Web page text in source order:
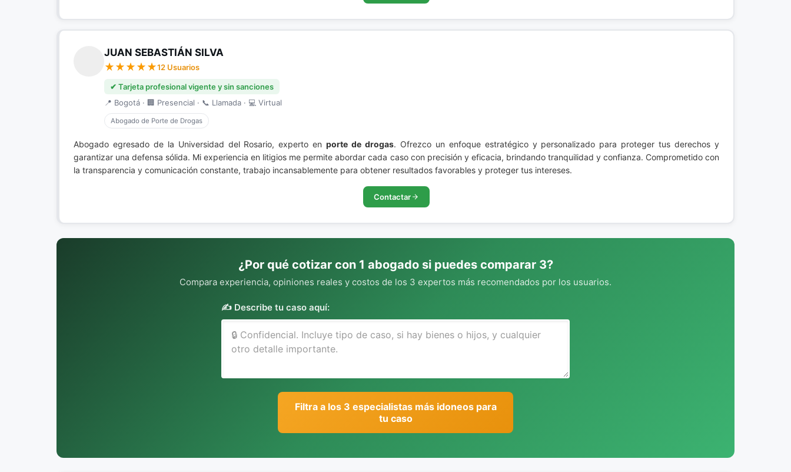
JUAN SEBASTIÁN SILVA
12 Usuarios
✔ Tarjeta profesional vigente y sin sanciones
📍 Bogotá · 🏢 Presencial · 📞 Llamada · 💻 Virtual
Abogado de Porte de Drogas
Abogado egresado de la Universidad del Rosario, experto enporte de drogas. Ofrezco un enfoque estratégico y personalizado para proteger tus derechos y
garantizar una defensa sólida. Mi experiencia en litigios me permite abordar cada caso con precisión y eficacia, brindando tranquilidad y confianza. Comprometido con
la transparencia y comunicación constante, trabajo incansablemente para obtener resultados favorables y proteger tus intereses.
Contactar
¿Por qué cotizar con 1 abogado si puedes comparar 3?
Compara experiencia, opiniones reales y costos de los 3 expertos más recomendados por los usuarios.
✍️ Describe tu caso aquí:
Filtra a los 3 especialistas más idoneos para
tu caso